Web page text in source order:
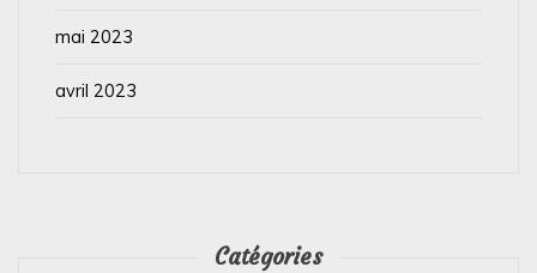
mai 2023
avril 2023
Catégories